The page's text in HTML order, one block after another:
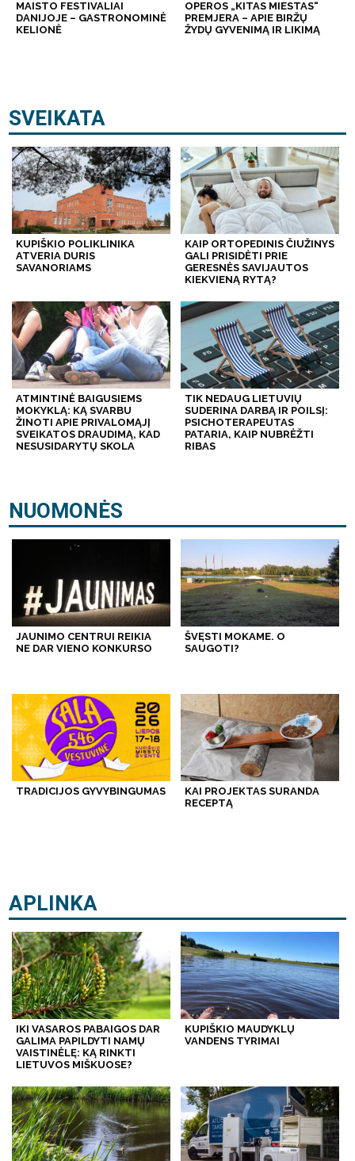
MAISTO FESTIVALIAI
DANIJOJE – GASTRONOMINĖ
KELIONĖ
OPEROS „KITAS MIESTAS“
PREMJERA – APIE BIRŽŲ
ŽYDŲ GYVENIMĄ IR LIKIMĄ
SVEIKATA
KUPIŠKIO POLIKLINIKA
ATVERIA DURIS
SAVANORIAMS
KAIP ORTOPEDINIS ČIUŽINYS
GALI PRISIDĖTI PRIE
GERESNĖS SAVIJAUTOS
KIEKVIENĄ RYTĄ?
ATMINTINĖ BAIGUSIEMS
MOKYKLĄ: KĄ SVARBU
ŽINOTI APIE PRIVALOMĄJĮ
SVEIKATOS DRAUDIMĄ, KAD
NESUSIDARYTŲ SKOLA
TIK NEDAUG LIETUVIŲ
SUDERINA DARBĄ IR POILSĮ:
PSICHOTERAPEUTAS
PATARIA, KAIP NUBRĖŽTI
RIBAS
NUOMONĖS
JAUNIMO CENTRUI REIKIA
NE DAR VIENO KONKURSO
ŠVĘSTI MOKAME. O
SAUGOTI?
TRADICIJOS GYVYBINGUMAS
KAI PROJEKTAS SURANDA
RECEPTĄ
APLINKA
IKI VASAROS PABAIGOS DAR
GALIMA PAPILDYTI NAMŲ
VAISTINĖLĘ: KĄ RINKTI
LIETUVOS MIŠKUOSE?
KUPIŠKIO MAUDYKLŲ
VANDENS TYRIMAI